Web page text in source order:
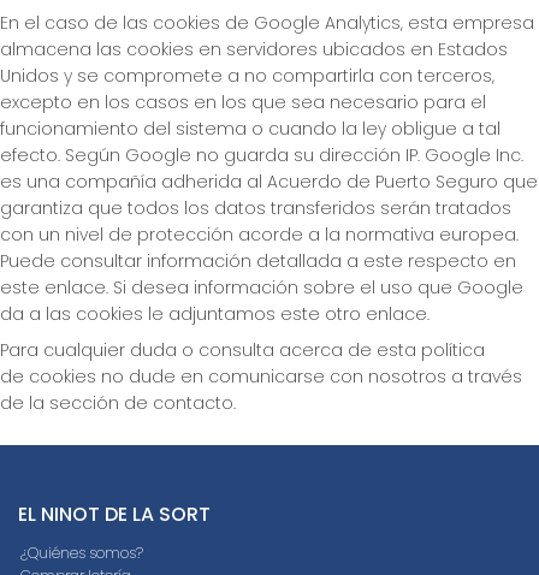
En el caso de las cookies de Google Analytics, esta empresa
almacena las cookies en servidores ubicados en Estados
Unidos y se compromete a no compartirla con terceros,
excepto en los casos en los que sea necesario para el
funcionamiento del sistema o cuando la ley obligue a tal
efecto. Según Google no guarda su dirección IP. Google Inc.
es una compañía adherida al Acuerdo de Puerto Seguro que
garantiza que todos los datos transferidos serán tratados
con un nivel de protección acorde a la normativa europea.
Puede consultar información detallada a este respecto en
este enlace. Si desea información sobre el uso que Google
da a las cookies le adjuntamos este otro enlace.
Para cualquier duda o consulta acerca de esta política
de cookies no dude en comunicarse con nosotros a través
de la sección de contacto.
EL NINOT DE LA SORT
¿Quiénes somos?